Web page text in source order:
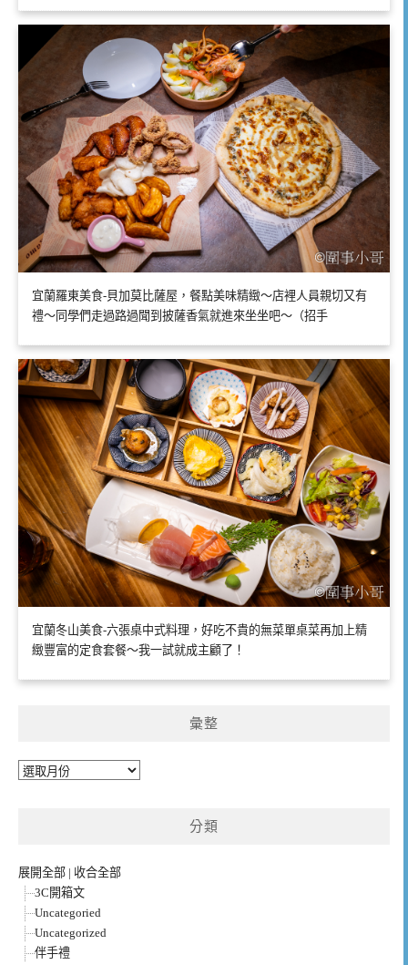
宜蘭羅東美食-貝加莫比薩屋，餐點美味精緻～店裡人員親切又有
禮～同學們走過路過聞到披薩香氣就進來坐坐吧～（招手
宜蘭冬山美食-六張桌中式料理，好吃不貴的無菜單桌菜再加上精
緻豐富的定食套餐～我一試就成主顧了！
彙整
彙
分類
展開全部 | 收合全部
3C開箱文
Uncategoried
Uncategorized
伴手禮